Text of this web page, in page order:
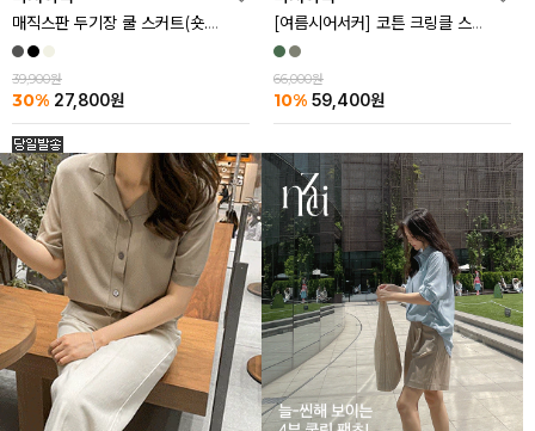
매직스판 두기장 쿨 스커트(숏.기본ver)
39,900원
30% 27,800원
[여름시어서커] 코튼 크링클 스트라이프 원피스
66,000원
10% 59,400원